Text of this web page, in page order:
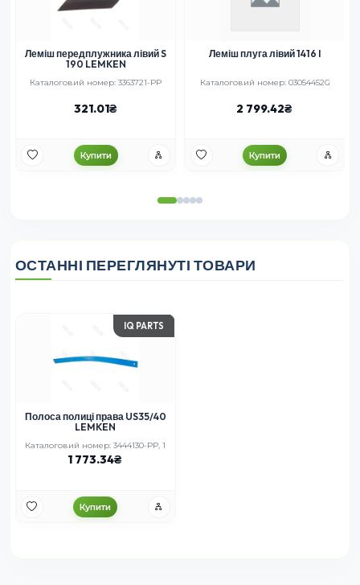
Леміш передплужника лівий S
190 LEMKEN
Каталоговий номер: 3363721-PP
321.01
Купити
Леміш плуга лівий 1416 I
Каталоговий номер: 03054452G
2 799.42
Купити
ОСТАННІ ПЕРЕГЛЯНУТІ ТОВАРИ
IQ PARTS
Полоса полиці права US35/40
LEMKEN
Каталоговий номер: 3444130-PP, 1
1 773.34
Купити